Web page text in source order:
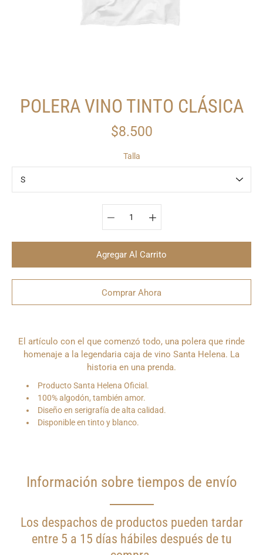
POLERA VINO TINTO CLÁSICA
$8.500
Talla
Seleccionar variante
Agregar Al Carrito
Comprar Ahora
que
notifiquemos
producto
disponible?
El artículo con el que comenzó todo, una polera que rinde
homenaje a la legendaria caja de vino Santa Helena. La
historia en una prenda.
Producto Santa Helena Oficial.
100% algodón, también amor.
Diseño en serigrafía de alta calidad.
Disponible en tinto y blanco.
Información sobre tiempos de envío
Los despachos de productos pueden tardar
entre 5 a 15 días hábiles después de tu